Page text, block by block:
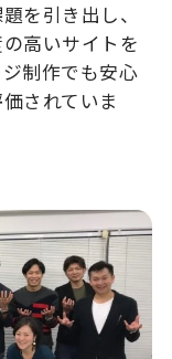
を引き出し、
高いサイトを
制作でも安心
されていま